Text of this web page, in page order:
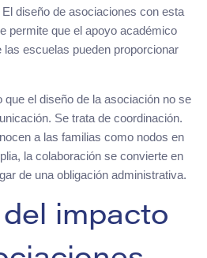
diseño de asociaciones con esta
permite que el apoyo académico
escuelas pueden proporcionar
que el diseño de la asociación no se
Se trata de coordinación.
a las familias como nodos en
la colaboración se convierte en
de una obligación administrativa.
impacto